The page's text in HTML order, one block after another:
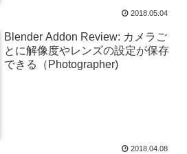
2018.05.04
Blender Addon Review: カメラご
とに解像度やレンズの設定が保存
できる（Photographer)
2018.04.08